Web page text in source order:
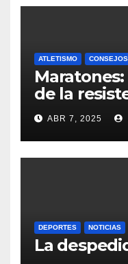
ATLETISMO CONSEJOS
de la
ABR 7, 2025
DEPORTES NOTICIAS
La